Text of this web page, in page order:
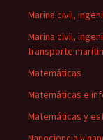
Marina civil,
Marina civil,
transporte
Matemáticas
Matemáticas e
Matemáticas y